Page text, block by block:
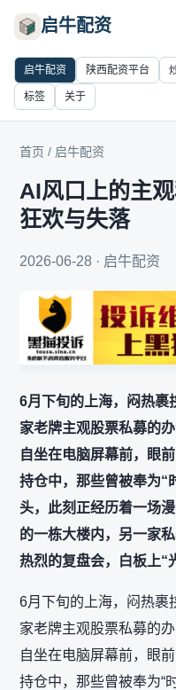
启牛配资
启牛配资 陕西配资平台
标签 关于
首页 / 启牛配资
AI风口上的主
狂欢与失落
2026-06-28 · 启牛配资
6月下旬的上海，闷热裹
家老牌主观股票私募的
自坐在电脑屏幕前，眼
持仓中，那些曾被奉为“
头，此刻正经历着一场
的一栋大楼内，另一家
热烈的复盘会，白板上“
6月下旬的上海，闷热裹
家老牌主观股票私募的
自坐在电脑屏幕前，眼
持仓中，那些曾被奉为“